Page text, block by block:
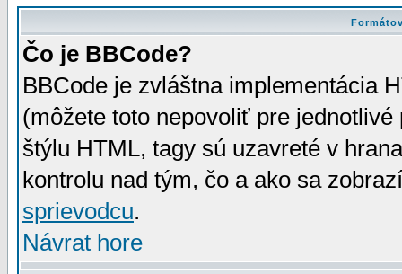
Čo je BBCode?
BBCode je zvláštna implementácia
(môžete toto nepovoliť pre
štýlu HTML, tagy sú uzavreté v
kontrolu nad tým, čo a ako sa
sprievodcu.
Návrat hore